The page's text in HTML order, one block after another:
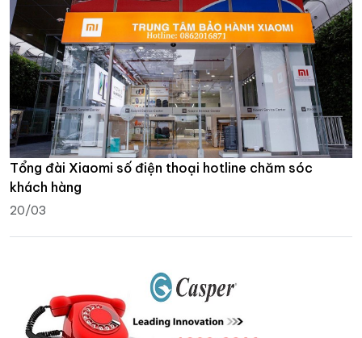
Tổng đài Xiaomi số điện thoại hotline chăm sóc
khách hàng
20/03